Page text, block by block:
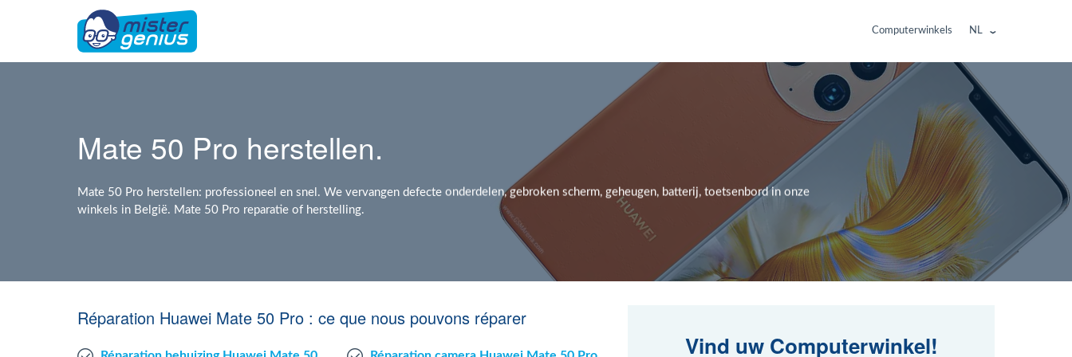
Computerwinkels NL
Mate 50 Pro herstellen.
Mate 50 Pro herstellen: professioneel en snel. We vervangen defecte onderdelen, gebroken scherm, geheugen, batterij, toetsenbord in onze
winkels in België. Mate 50 Pro reparatie of herstelling.
Réparation Huawei Mate 50 Pro : ce que nous pouvons réparer
Vind uw Computerwinkel!